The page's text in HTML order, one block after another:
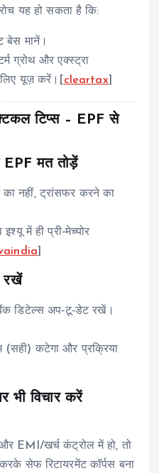
यह हो सकता है कि:
बेस मानें।
ग्रोथ और एक्स्ट्रा
यूज़ करें।[ cleartax
टिप्स – EPF से
EPF मत तोड़ें
नहीं, ट्रांसफर करने का
में ही प्री‑मेच्योर
रखें
डिटेल्स अप‑टू‑डेट रखें।
कटेगा और प्रक्रिया
भी विचार करें
EMI/खर्च कंट्रोल में हो, तो
सेफ रिटायरमेंट कॉर्पस बना